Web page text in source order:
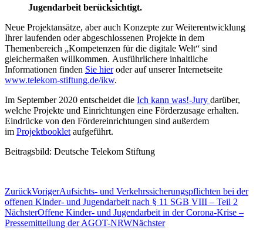
Jugendarbeit berücksichtigt.
Neue Projektansätze, aber auch Konzepte zur Weiterentwicklung
Ihrer laufenden oder abgeschlossenen Projekte in dem
Themenbereich „Kompetenzen für die digitale Welt“ sind
gleichermaßen willkommen. Ausführlichere inhaltliche
Informationen finden Sie hieroder auf unserer Internetseite
www.telekom-stiftung.de/ikw.
Im September 2020 entscheidet die Ich kann was!-Jury darüber,
welche Projekte und Einrichtungen eine Förderzusage erhalten.
Eindrücke von den Fördereinrichtungen sind außerdem
im Projektbooklet aufgeführt.
Beitragsbild: Deutsche Telekom Stiftung
ZurückVorigerAufsichts- und Verkehrssicherungspflichten bei der
offenen Kinder- und Jugendarbeit nach § 11 SGB VIII – Teil 2
NächsterOffene Kinder- und Jugendarbeit in der Corona-Krise –
Pressemitteilung der AGOT-NRWNächster